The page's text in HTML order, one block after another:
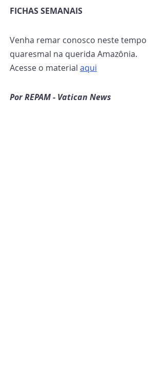
FICHAS SEMANAIS
Venha remar conosco neste tempo
quaresmal na querida Amazônia.
Acesse o material aqui
Por REPAM - Vatican News